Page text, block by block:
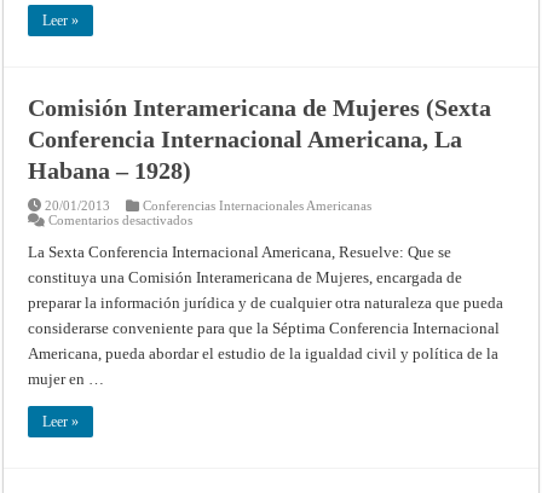
Leer »
Comisión Interamericana de Mujeres (Sexta
Conferencia Internacional Americana, La
Habana – 1928)
20/01/2013
Conferencias Internacionales Americanas
Comentarios desactivadosen
Interamericana
de
Mujeres
Conferencia
Internacional
Americana,
La
Habana
La Sexta Conferencia Internacional Americana, Resuelve: Que se
constituya una Comisión Interamericana de Mujeres, encargada de
preparar la información jurídica y de cualquier otra naturaleza que pueda
considerarse conveniente para que la Séptima Conferencia Internacional
Americana, pueda abordar el estudio de la igualdad civil y política de la
mujer en …
Leer »